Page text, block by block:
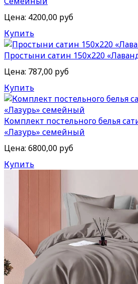
Цена: 4200,00 руб
Купить
Простыни сатин 150х220
Цена: 787,00 руб
Купить
Комплект постельного белья
«Лазурь» семейный
Цена: 6800,00 руб
Купить